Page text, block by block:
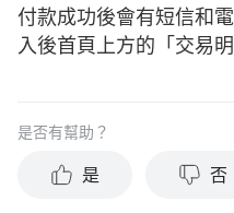
付款成功後會有短信和
入後首頁上方的「交易
是否有幫助？
是 否